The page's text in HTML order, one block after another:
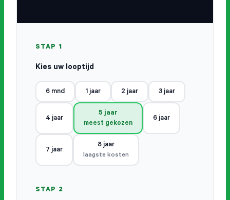
STAP 1
Kies uw looptijd
6 mnd 1 jaar 2 jaar 3 jaar
4 jaar
5 jaar
meest gekozen
6 jaar
7 jaar
8 jaar
laagste kosten
STAP 2